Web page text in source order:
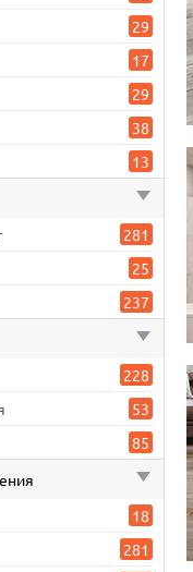
29
17
29
38
13
281
25
237
228
53
85
18
281